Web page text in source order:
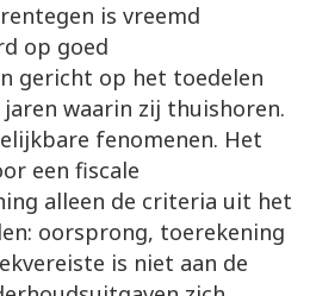
is vreemd
op goed
gericht op het toedelen
waarin zij thuishoren.
fenomenen. Het
een fiscale
alleen de criteria uit het
oorsprong, toerekening
is niet aan de